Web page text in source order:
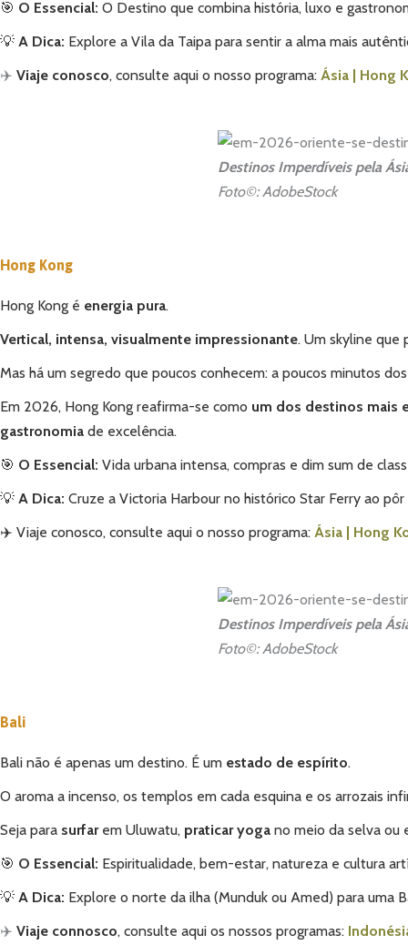
🎯 O Essencial: O Destino que combina história, luxo e
💡 A Dica: Explore a Vila da Taipa para sentir a alma mais
✈️ Viaje conosco, consulte aqui o nosso programa: Ásia | Hong
Destinos Imperdíveis pela
Foto©: AdobeStock
Hong Kong
Hong Kong é energia pura.
Vertical, intensa, visualmente impressionante. Um skyline que
Mas há um segredo que poucos conhecem: a poucos minutos
Em 2026, Hong Kong reafirma-se como um dos destinos mais
gastronomia de excelência.
🎯 O Essencial: Vida urbana intensa, compras e dim sum de
💡 A Dica: Cruze a Victoria Harbour no histórico Star Ferry ao pôr
✈️ Viaje conosco, consulte aqui o nosso programa: Ásia | Hong
Destinos Imperdíveis pela
Foto©: AdobeStock
Bali
Bali não é apenas um destino. É um estado de espírito.
O aroma a incenso, os templos em cada esquina e os arrozais
Seja para surfarem Uluwatu, praticar yoga no meio da selva ou
🎯 O Essencial: Espiritualidade, bem-estar, natureza e cultura
💡 A Dica: Explore o norte da ilha (Munduk ou Amed) para uma
✈️ Viaje connosco, consulte aqui os nossos programas: